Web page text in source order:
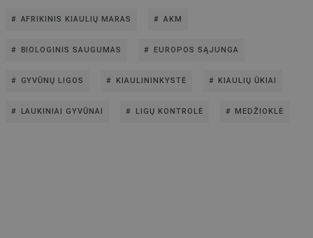
AFRIKINIS KIAULIŲ MARAS AKM
BIOLOGINIS SAUGUMAS EUROPOS SĄJUNGA
GYVŪNŲ LIGOS KIAULININKYSTĖ KIAULIŲ ŪKIAI
LAUKINIAI GYVŪNAI LIGŲ KONTROLĖ MEDŽIOKLĖ